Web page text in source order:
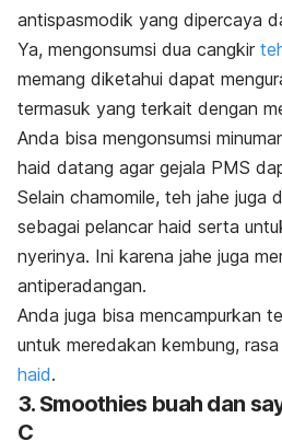
antispasmodik yang dipercaya
Ya, mengonsumsi dua cangkir
memang diketahui dapat
termasuk yang terkait dengan
Anda bisa mengonsumsi
haid datang agar gejala PMS
Selain chamomile, teh jahe juga
sebagai pelancar haid serta
nyerinya. Ini karena jahe juga
antiperadangan.
Anda juga bisa mencampurkan
untuk meredakan kembung,
haid.
3. Smoothies buah dan
C